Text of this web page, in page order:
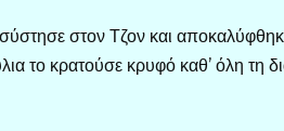
στον Τζον και
το κρατούσε κρυφό καθ’ όλη τη